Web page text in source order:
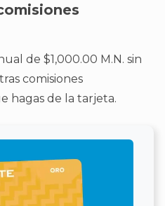
de $1,000.00 M.N. sin
comisiones
hagas de la tarjeta.